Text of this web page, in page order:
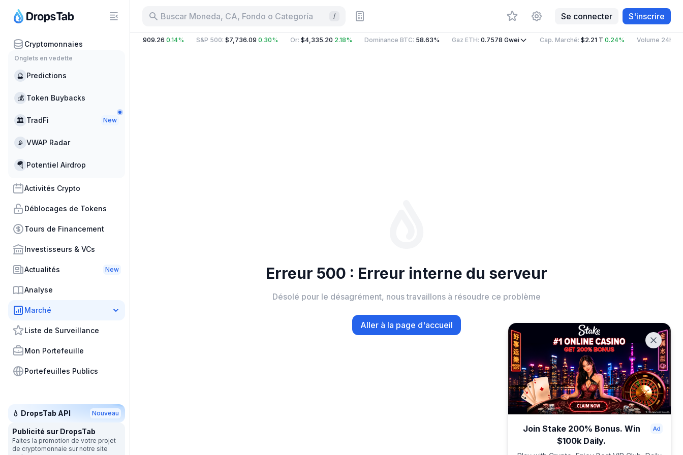
Cryptomonnaies
Onglets en vedette
🔮 Predictions
💰 Token Buybacks
🏛 TradFi New
📡 VWAP Radar
🪂 Potentiel Airdrop
Activités Crypto
Déblocages de Tokens
Tours de Financement
Investisseurs & VCs
Actualités New
Analyse
Marché
Liste de Surveillance
Mon Portefeuille
Portefeuilles Publics
💧 DropsTab API Nouveau
Publicité sur DropsTab
Faites la promotion de votre projet
de cryptomonnaie sur notre site
Buscar Moneda, CA, Fondo o Categoría / Se connecter S'inscrire
BTC $64,716.00 $1,909.26 0.14% S&P 500:$7,736.09 0.30% Or:$4,335.20 2.18% Dominance BTC:58.63% Gaz ETH:0.7578Gwei Cap. Marché:$2.21 T 0.24% Volume 24h:
Erreur 500 : Erreur interne du serveur
Désolé pour le désagrément, nous travaillons à résoudre ce problème
Aller à la page d'accueil
Join Stake 200% Bonus. Win
$100k Daily.